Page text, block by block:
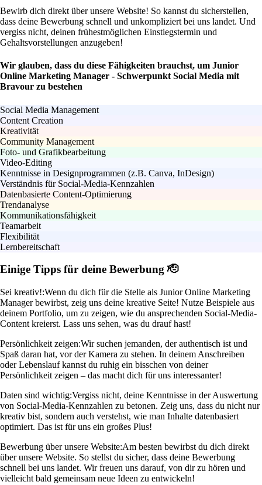
Bewirb dich direkt über unsere Website! So kannst du sicherstellen,
dass deine Bewerbung schnell und unkompliziert bei uns landet. Und
vergiss nicht, deinen frühestmöglichen Einstiegstermin und
Gehaltsvorstellungen anzugeben!
Wir glauben, dass du diese Fähigkeiten brauchst, um Junior
Online Marketing Manager - Schwerpunkt Social Media mit
Bravour zu bestehen
Social Media Management
Content Creation
Kreativität
Community Management
Foto- und Grafikbearbeitung
Video-Editing
Kenntnisse in Designprogrammen (z.B. Canva, InDesign)
Verständnis für Social-Media-Kennzahlen
Datenbasierte Content-Optimierung
Trendanalyse
Kommunikationsfähigkeit
Teamarbeit
Flexibilität
Lernbereitschaft
Einige Tipps für deine Bewerbung 🫡
Sei kreativ!:Wenn du dich für die Stelle als Junior Online Marketing
Manager bewirbst, zeig uns deine kreative Seite! Nutze Beispiele aus
deinem Portfolio, um zu zeigen, wie du ansprechenden Social-Media-
Content kreierst. Lass uns sehen, was du drauf hast!
Persönlichkeit zeigen:Wir suchen jemanden, der authentisch ist und
Spaß daran hat, vor der Kamera zu stehen. In deinem Anschreiben
oder Lebenslauf kannst du ruhig ein bisschen von deiner
Persönlichkeit zeigen – das macht dich für uns interessanter!
Daten sind wichtig:Vergiss nicht, deine Kenntnisse in der Auswertung
von Social-Media-Kennzahlen zu betonen. Zeig uns, dass du nicht nur
kreativ bist, sondern auch verstehst, wie man Inhalte datenbasiert
optimiert. Das ist für uns ein großes Plus!
Bewerbung über unsere Website:Am besten bewirbst du dich direkt
über unsere Website. So stellst du sicher, dass deine Bewerbung
schnell bei uns landet. Wir freuen uns darauf, von dir zu hören und
vielleicht bald gemeinsam neue Ideen zu entwickeln!